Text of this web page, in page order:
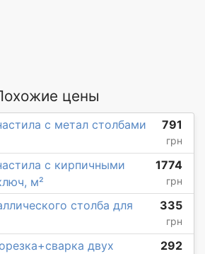
цены
с метал столбами
791
грн
с кирпичными
м²
1774
грн
столба для
335
грн
двух
292